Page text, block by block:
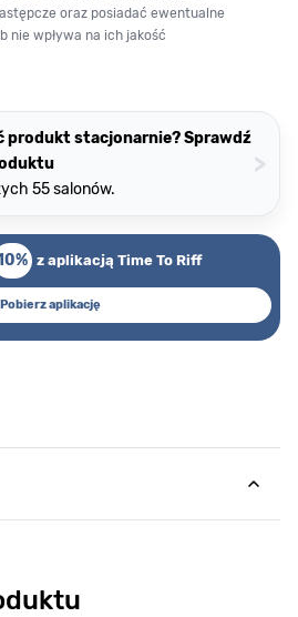
oraz posiadać ewentualne
nie wpływa na ich jakość
produkt stacjonarnie? Sprawdź
55 salonów.
>
z aplikacją Time To Riff
Pobierz aplikację